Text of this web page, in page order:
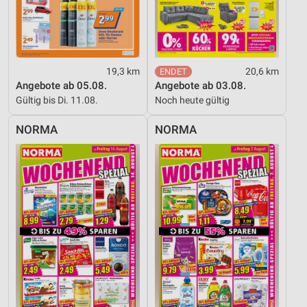
19,3 km
Angebote ab 05.08.
Gültig bis Di. 11.08.
20,6 km
Angebote ab 03.08.
Noch heute gültig
NORMA NORMA
Verwendung reduzierter Daten zur Auswahl von
Inhalten
IAB-Besonderheiten:
Verwendung genauer Standortdaten
Geräte anhand von aktiv angeforderten
Nicht-IAB-Verarbeitungszwecke:
Notwendig
Performance
Funktional
Werbung